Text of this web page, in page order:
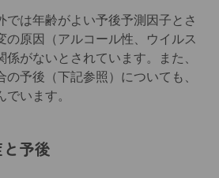
は年齢がよい予後予測因子とさ
の原因（アルコール性、ウイルス
がないとされています。また、
予後（下記参照）についても、
います。
予後